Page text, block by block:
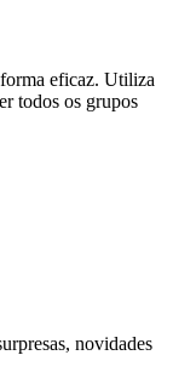
eficaz. Utiliza
todos os grupos
novidades